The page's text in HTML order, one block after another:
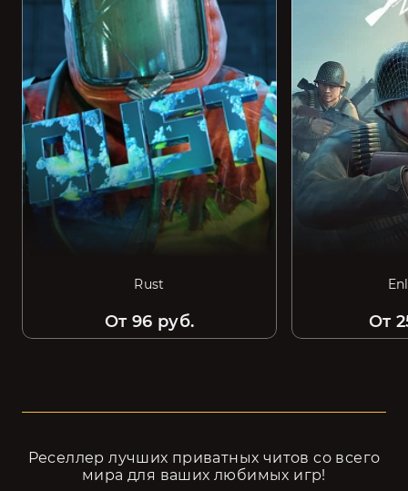
Rust
От 96 руб. От
Реселлер лучших приватных читов cо всего
мира для ваших любимых игр!